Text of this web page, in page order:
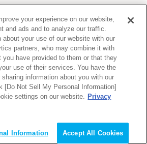
your experience on our website,
and ads and to analyze our traffic.
about your use of our website with our
partners, who may combine it with
you have provided to them or that they
use of their services. You have the
information about you with our
[Do Not Sell My Personal Information]
settings on our website. Privacy
Information Accept All Cookies